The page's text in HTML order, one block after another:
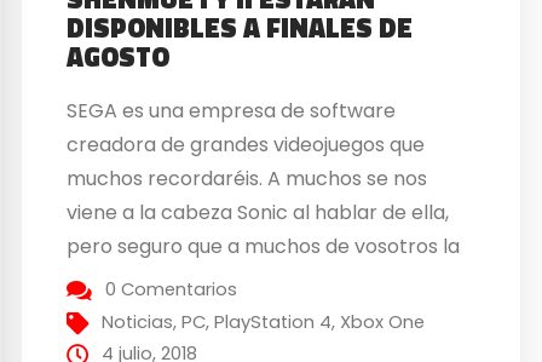
DISPONIBLES A FINALES DE
AGOSTO
SEGA es una empresa de software
creadora de grandes videojuegos que
muchos recordaréis. A muchos se nos
viene a la cabeza Sonic al hablar de ella,
pero seguro que a muchos de vosotros la
relaciona directamente con la saga
Shenmue. Ahora los míticos Shenmue I y
Shenmue II llegarán a PlayStation 4, Xbox
0 Comentarios
Noticias,PC,PlayStation 4, Xbox One
4 julio, 2018